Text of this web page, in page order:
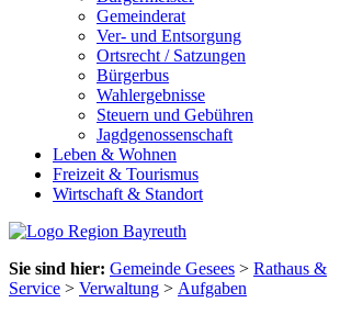
Gemeinderat
Ver- und Entsorgung
Ortsrecht / Satzungen
Bürgerbus
Wahlergebnisse
Steuern und Gebühren
Jagdgenossenschaft
Leben & Wohnen
Freizeit & Tourismus
Wirtschaft & Standort
Sie sind hier: Gemeinde Gesees > Rathaus &
Service > Verwaltung > Aufgaben